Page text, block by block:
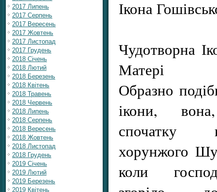
2017 Липень
2017 Серпень
2017 Вересень
2017 Жовтень
2017 Листопад
2017 Грудень
2018 Січень
2018 Лютий
2018 Березень
2018 Квітень
2018 Травень
2018 Червень
2018 Липень
2018 Серпень
2018 Вересень
2018 Жовтень
2018 Листопад
2018 Грудень
2019 Січень
2019 Лютий
2019 Березень
2019 Квітень
Ікона
Чудотворна
Матері
Образно
ікони,
спочатку
хорунжого
коли